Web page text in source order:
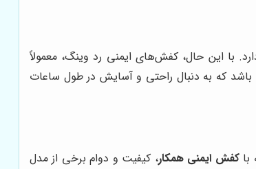
با این حال، کفش‌های ایمنی رد وینگ، معمولاً
باشد که به دنبال راحتی و آسایش در طول ساعات
باکفش ایمنی همکار، کیفیت و دوام برخی از مدل